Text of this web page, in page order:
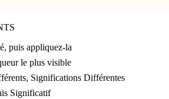
puis appliquez-la
le plus visible
Significations Différentes
Significatif